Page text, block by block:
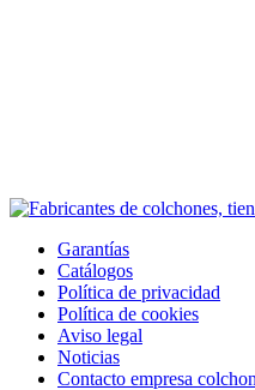
Garantías
Catálogos
Política de privacidad
Política de cookies
Aviso legal
Noticias
Contacto empresa